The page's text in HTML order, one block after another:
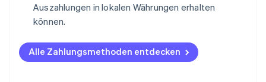
Auszahlungen in lokalen Währungen erhalten
können.
Alle Zahlungsmethoden entdecken